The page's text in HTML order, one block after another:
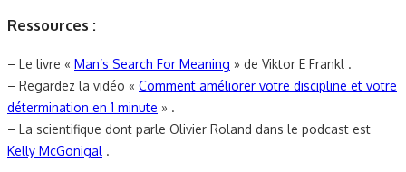
Ressources :
– Le livre « Man’s Search For Meaning » de Viktor E Frankl .
– Regardez la vidéo « Comment améliorer votre discipline et votre
détermination en 1 minute » .
– La scientifique dont parle Olivier Roland dans le podcast est
Kelly McGonigal .